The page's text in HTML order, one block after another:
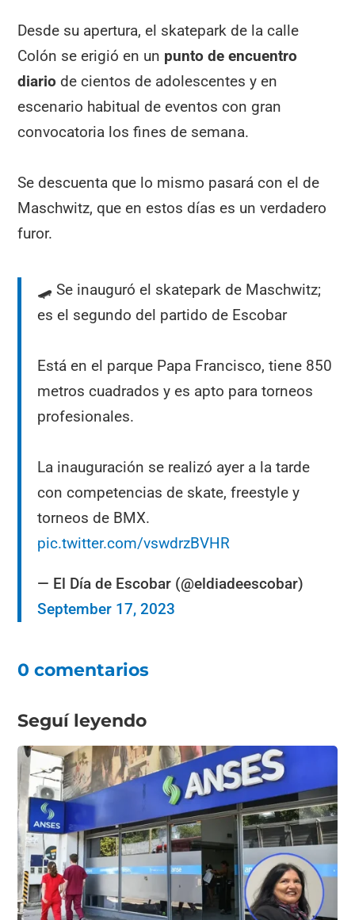
Desde su apertura, el skatepark de la calle
Colón se erigió en un punto de encuentro
diario de cientos de adolescentes y en
escenario habitual de eventos con gran
convocatoria los fines de semana.
Se descuenta que lo mismo pasará con el de
Maschwitz, que en estos días es un verdadero
furor.
🛹 Se inauguró el skatepark de Maschwitz;
es el segundo del partido de Escobar
Está en el parque Papa Francisco, tiene 850
metros cuadrados y es apto para torneos
profesionales.
La inauguración se realizó ayer a la tarde
con competencias de skate, freestyle y
torneos de BMX.
pic.twitter.com/vswdrzBVHR
— El Día de Escobar (@eldiadeescobar)
September 17, 2023
0 comentarios
Seguí leyendo